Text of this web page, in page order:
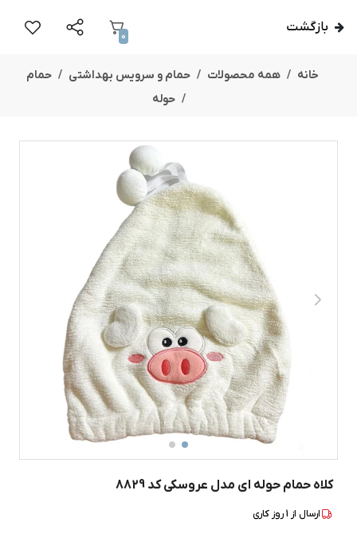
بازگشت
0
خانه همه محصولات حمام و سرویس بهداشتی
حمام
حوله
کلاه حمام حوله ای مدل عروسکی کد 8829
ارسال از 1روز کاری